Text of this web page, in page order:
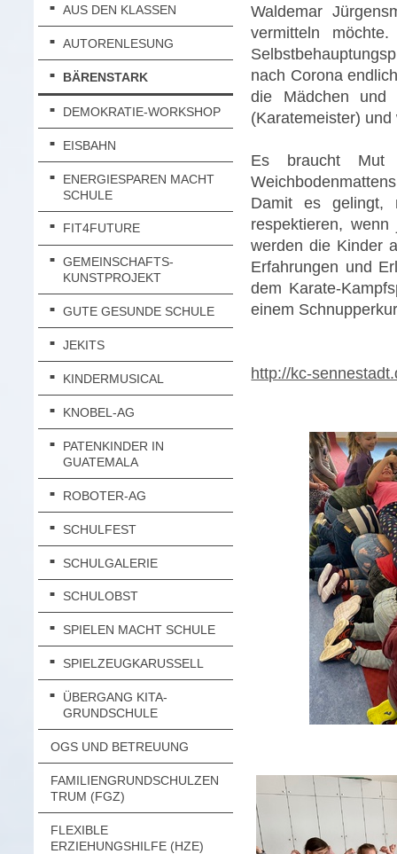
AUS DEN KLASSEN
AUTORENLESUNG
BÄRENSTARK
DEMOKRATIE-WORKSHOP
EISBAHN
ENERGIESPAREN MACHT
SCHULE
FIT4FUTURE
GEMEINSCHAFTS-
KUNSTPROJEKT
GUTE GESUNDE SCHULE
JEKITS
KINDERMUSICAL
KNOBEL-AG
PATENKINDER IN
GUATEMALA
ROBOTER-AG
SCHULFEST
SCHULGALERIE
SCHULOBST
SPIELEN MACHT SCHULE
SPIELZEUGKARUSSELL
ÜBERGANG KITA-
GRUNDSCHULE
OGS UND BETREUUNG
FAMILIENGRUNDSCHULZEN
TRUM (FGZ)
FLEXIBLE
ERZIEHUNGSHILFE (HZE)
Waldemar
vermitteln
nach Corona
die Mädchen und
(Karatemeister)
Es braucht Mut
Damit es gelingt,
respektieren,
werden die Kinder
Erfahrungen und
dem Karate-
einem
http://kc-